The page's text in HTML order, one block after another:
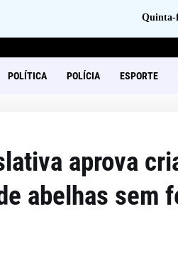
Quinta-
POLÍTICA POLÍCIA ESPORTE
aprova
abelhas sem